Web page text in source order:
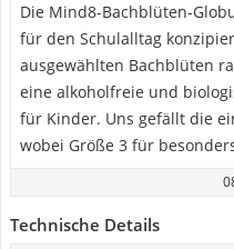
Die Mind8-Bachblüten-
für den Schulalltag
ausgewählten Bachblüten
eine alkoholfreie und
für Kinder. Uns gefällt die
wobei Größe 3 für
Technische Details